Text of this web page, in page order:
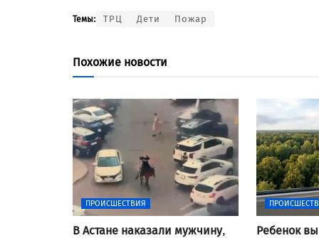
Темы: ТРЦ Дети Пожар
Похожие новости
ПРОИСШЕСТВИЯ
В Астане наказали мужчину,
Ребенок